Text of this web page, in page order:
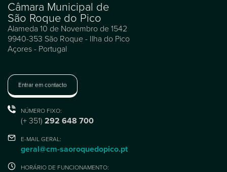
Câmara Municipal de
São Roque do Pico
Alameda 10 de Novembro de 1542
9940-353 São Roque - Ilha do Pico
Açores - Portugal
Entrar em contacto
NÚMERO FIXO:
(+ 351) 292 648 700
E-MAIL GERAL:
geral@cm-saoroquedopico.pt
HORÁRIO DE FUNCIONAMENTO: